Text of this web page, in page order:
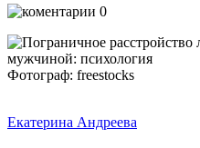
0
Фотограф: freestocks
Екатерина Андреева